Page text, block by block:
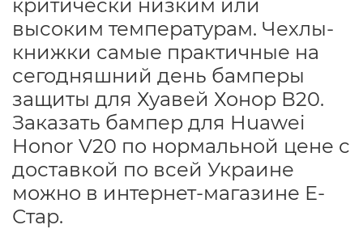
критически низким или
высоким температурам. Чехлы-
книжки самые практичные на
сегодняшний день бамперы
защиты для Хуавей Хонор В20.
Заказать бампер для Huawei
Honor V20 по нормальной цене с
доставкой по всей Украине
можно в интернет-магазине Е-
Стар.